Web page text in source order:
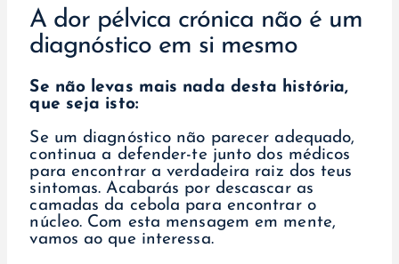
A dor pélvica crónica não é um
diagnóstico em si mesmo
Se não levas mais nada desta história,
que seja isto:
Se um diagnóstico não parecer adequado,
continua a defender-te junto dos médicos
para encontrar a verdadeira raiz dos teus
sintomas. Acabarás por descascar as
camadas da cebola para encontrar o
núcleo. Com esta mensagem em mente,
vamos ao que interessa.